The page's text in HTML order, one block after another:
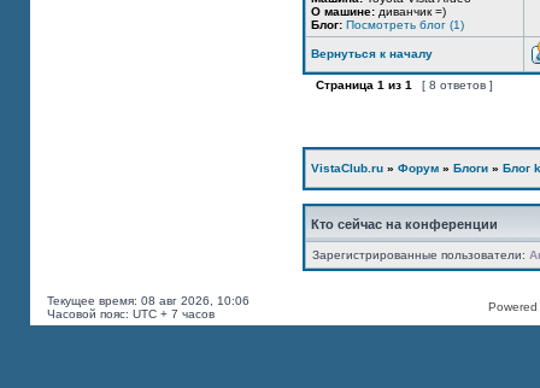
О машине: диванчик =)
Блог: Посмотреть блог (1)
Вернуться к началу
Страница 1 из 1 [ 8 ответов ]
VistaClub.ru » Форум » Блоги » Блог
Кто сейчас на конференции
Зарегистрированные пользователи:
Текущее время: 08 авг 2026, 10:06
Часовой пояс: UTC + 7 часов